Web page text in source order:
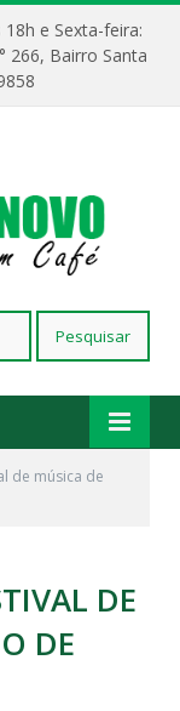
e Sexta-feira:
266, Bairro Santa
de música de
DE
DE